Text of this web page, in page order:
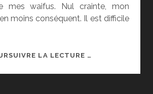
mes waifus. Nul crainte, mon
moins conséquent. Il est difficile
LA LECTURE …